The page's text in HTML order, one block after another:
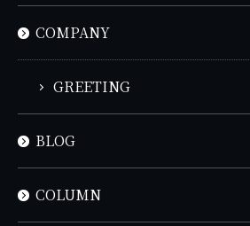
COMPANY
GREETING
BLOG
COLUMN